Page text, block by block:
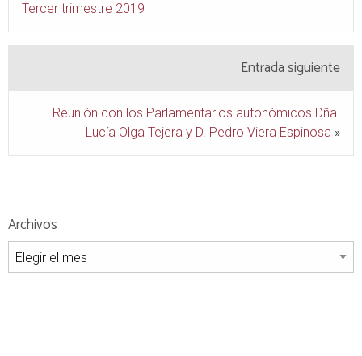
Tercer trimestre 2019
Entrada siguiente
Reunión con los Parlamentarios autonómicos Dña.
Lucía Olga Tejera y D. Pedro Viera Espinosa »
Archivos
Archivos